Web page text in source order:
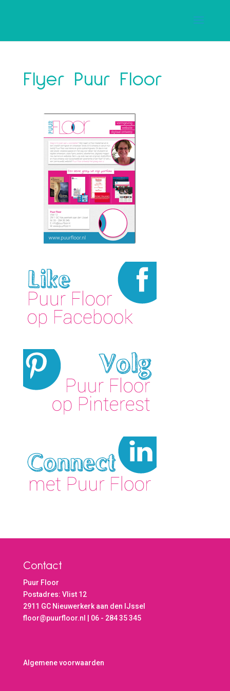
Flyer Puur Floor
Contact
Puur Floor
Postadres: Vlist 12
2911 GC Nieuwerkerk aan den IJssel
floor@puurfloor.nl | 06 - 284 35 345
Algemene voorwaarden